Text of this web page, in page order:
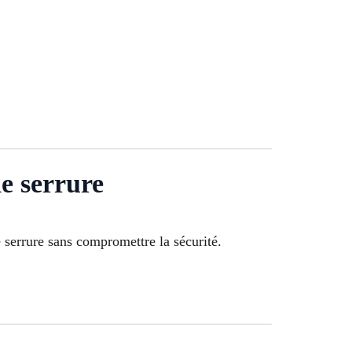
serrure
sans compromettre la sécurité.